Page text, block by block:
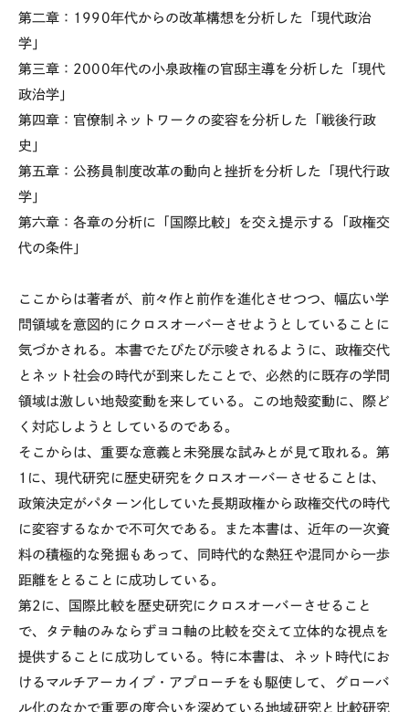
第二章：1990年代からの改革構想を分析した「現代政治
学」
第三章：2000年代の小泉政権の官邸主導を分析した「現代
政治学」
第四章：官僚制ネットワークの変容を分析した「戦後行政
史」
第五章：公務員制度改革の動向と挫折を分析した「現代行政
学」
第六章：各章の分析に「国際比較」を交え提示する「政権交
代の条件」
ここからは著者が、前々作と前作を進化させつつ、幅広い学
問領域を意図的にクロスオーバーさせようとしていることに
気づかされる。本書でたびたび示唆されるように、政権交代
とネット社会の時代が到来したことで、必然的に既存の学問
領域は激しい地殻変動を来している。この地殻変動に、際ど
く対応しようとしているのである。
そこからは、重要な意義と未発展な試みとが見て取れる。第
1に、現代研究に歴史研究をクロスオーバーさせることは、
政策決定がパターン化していた長期政権から政権交代の時代
に変容するなかで不可欠である。また本書は、近年の一次資
料の積極的な発掘もあって、同時代的な熱狂や混同から一歩
距離をとることに成功している。
第2に、国際比較を歴史研究にクロスオーバーさせること
で、タテ軸のみならずヨコ軸の比較を交えて立体的な視点を
提供することに成功している。特に本書は、ネット時代にお
けるマルチアーカイブ・アプローチをも駆使して、グローバ
ル化のなかで重要の度合いを深めている地域研究と比較研究